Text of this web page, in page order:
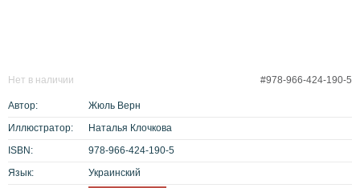
#978-966-424-190-5
Нет в наличии
Автор:
Жюль Верн
Иллюстратор:
Наталья Клочкова
ISBN:
978-966-424-190-5
Язык:
Украинский